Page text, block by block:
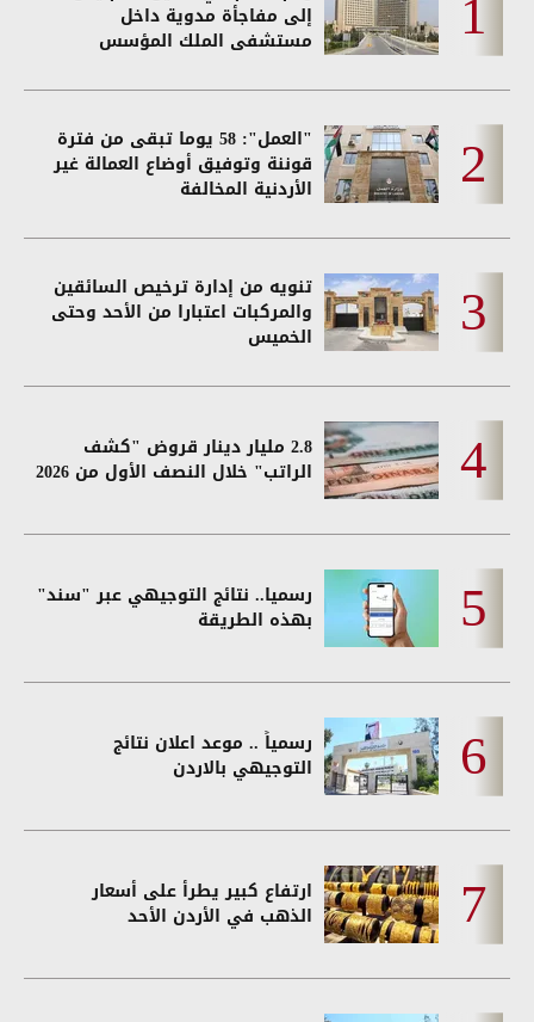
إلى مفاجأة مدوية داخل
مستشفى الملك المؤسس
"العمل": 58 يوما تبقى من فترة
قوننة وتوفيق أوضاع العمالة غير
الأردنية المخالفة
تنويه من إدارة ترخيص السائقين
والمركبات اعتبارا من الأحد وحتى
الخميس
2.8 مليار دينار قروض "كشف
الراتب" خلال النصف الأول من 2026
رسميا.. نتائج التوجيهي عبر "سند"
بهذه الطريقة
رسمياً .. موعد اعلان نتائج
التوجيهي بالاردن
ارتفاع كبير يطرأ على أسعار
الذهب في الأردن الأحد